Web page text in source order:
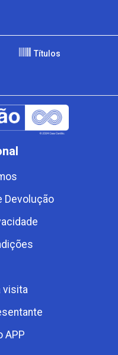
Títulos
Devolução
visita
APP